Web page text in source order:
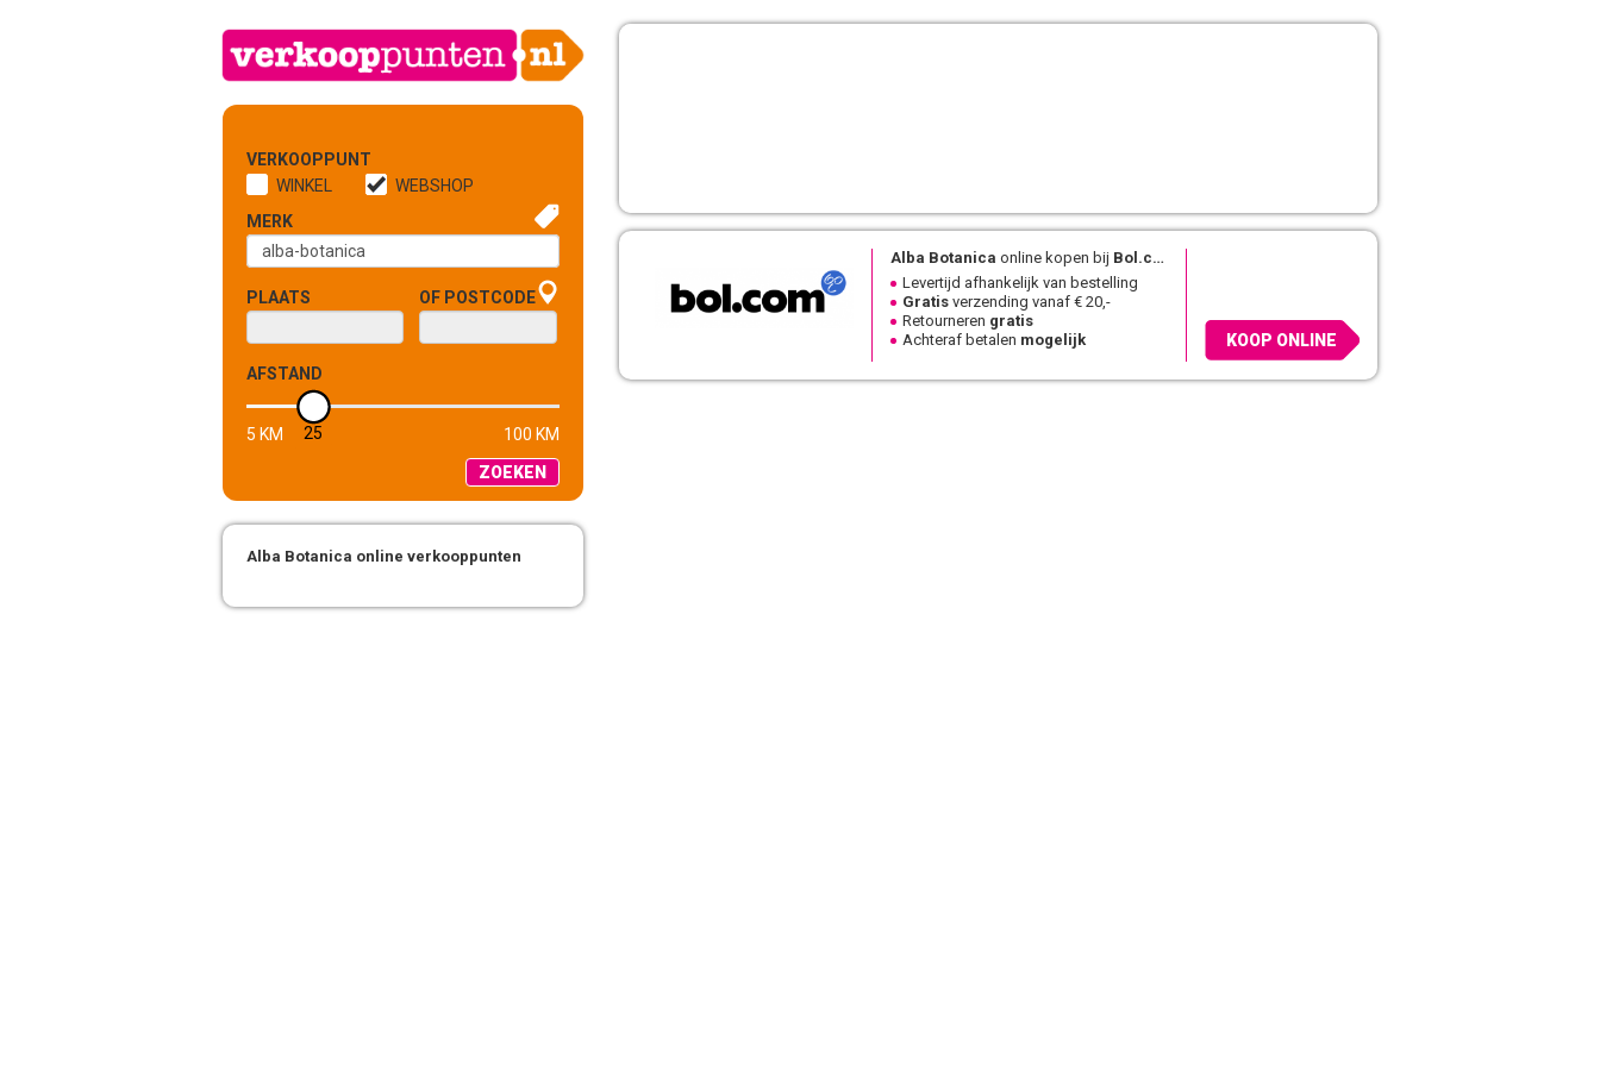
VERKOOPPUNT
WINKEL
WEBSHOP
MERK
PLAATS OF POSTCODE
AFSTAND
5 KM 25
100 KM
ZOEKEN
Alba Botanica online verkooppunten
Alba Botanica online kopen bij Bol.com
Levertijd afhankelijk van bestelling
Gratis verzending vanaf € 20,-
Retourneren gratis
Achteraf betalen mogelijk KOOP ONLINE